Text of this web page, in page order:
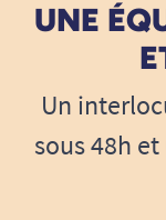
UNE
Un
sous 48h